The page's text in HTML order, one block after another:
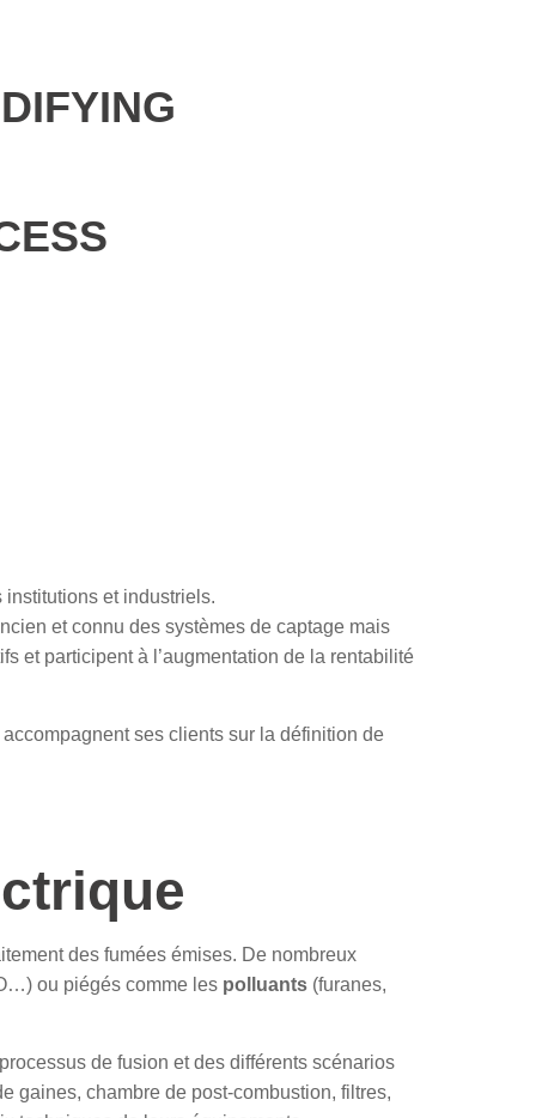
et industriels.
et connu des systèmes de captage mais
et participent à l’augmentation de la rentabilité
ses clients sur la définition de
des fumées émises. De nombreux
ou piégés comme les polluants (furanes,
de fusion et des différents scénarios
gaines, chambre de post-combustion, filtres,